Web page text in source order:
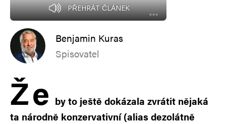
PŘEHRÁT ČLÁNEK
Benjamin Kuras
Spisovatel
Že by to ještě dokázala zvrátit nějaká
ta národně konzervativní (alias dezolátně